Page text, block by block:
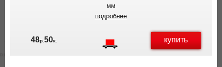
мм
подробнее
48р.50к. купить